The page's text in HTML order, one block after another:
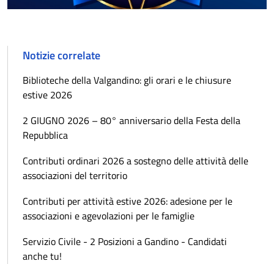
Notizie correlate
Biblioteche della Valgandino: gli orari e le chiusure
estive 2026
2 GIUGNO 2026 – 80° anniversario della Festa della
Repubblica
Contributi ordinari 2026 a sostegno delle attività delle
associazioni del territorio
Contributi per attività estive 2026: adesione per le
associazioni e agevolazioni per le famiglie
Servizio Civile - 2 Posizioni a Gandino - Candidati
anche tu!